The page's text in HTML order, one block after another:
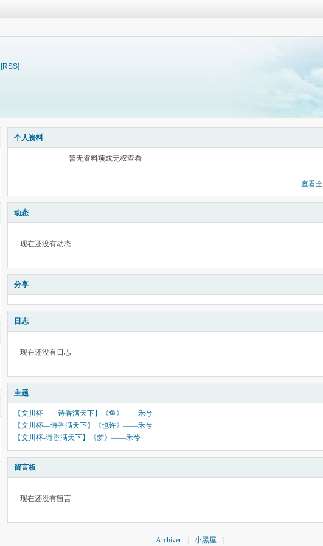
[RSS]
个人资料
暂无资料项或无权查看
查看
动态
现在还没有动态
分享
日志
现在还没有日志
主题
【文川杯——诗香满天下】《鱼》——禾兮
【文川杯—诗香满天下】《也许》——禾兮
【文川杯-诗香满天下】《梦》——禾兮
留言板
现在还没有留言
Archiver 小黑屋